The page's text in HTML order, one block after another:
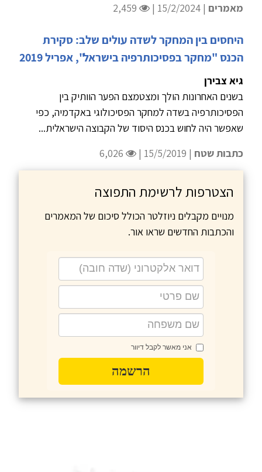
מאמרים | 15/2/2024 |
היחסים בין המחקר לשדה עולים שלב: סקירת
הכנס "מחקר בפסיכותרפיה בישראל", אפריל 2019
גיא צבירן
בשנים האחרונות הולך ומצטמצם הפער הוותיק בין
הפסיכותרפיה בשדה למחקר הפסיכולוגי באקדמיה, כפי
שאפשר היה לחוש בכנס היסוד של הקבוצה הישראלית...
כתבות שטח | 15/5/2019 |
הצטרפות לרשימת התפוצה
מנויים מקבלים ניוזלטר הכולל סיכום של המאמרים
והכתבות החדשים שראו אור.
אני מאשר לקבל דיוור
הרשמה